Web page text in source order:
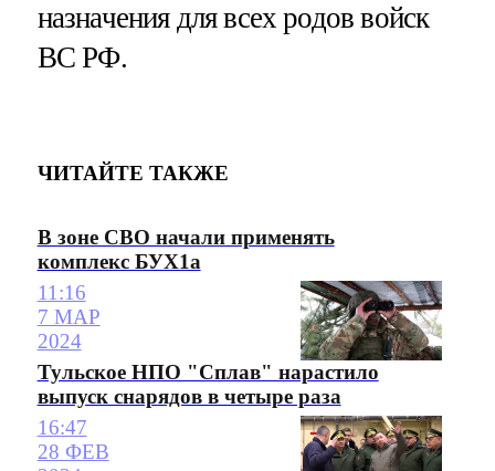
назначения для всех родов войск
ВС РФ.
ЧИТАЙТЕ ТАКЖЕ
В зоне СВО начали применять
комплекс БУХ1а
11:16
7 МАР
2024
Тульское НПО "Сплав" нарастило
выпуск снарядов в четыре раза
16:47
28 ФЕВ